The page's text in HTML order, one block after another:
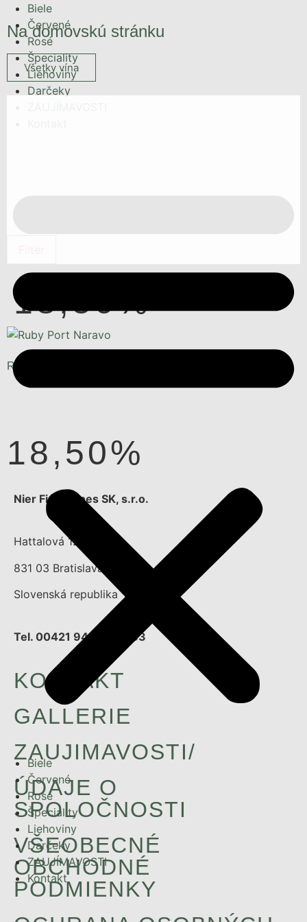
Biele
Červené
Rosé
Špeciality
Liehoviny
Darčeky
Biele
Červené
Rosé
Špeciality
Liehoviny
Darčeky
ZAUJÍMAVOSTI
Kontakt
Na domovskú stránku
Všetky vína
18,50%
RUBY PORT NARAVO
18,50%
Nier Fine Wines SK, s.r.o.
Hattalová 12/a
831 03 Bratislava
Slovenská republika
Tel. 00421 949 543 033
KONTAKT
GALLERIE
ZAUJIMAVOSTI/
ÚDAJE O
SPOLOČNOSTI
VŠEOBECNÉ
OBCHODNÉ
PODMIENKY